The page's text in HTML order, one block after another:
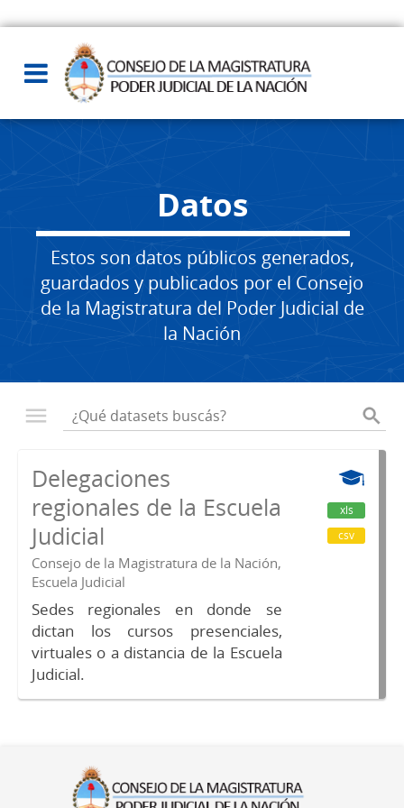
Datos
Estos son datos públicos generados,
guardados y publicados por el Consejo
de la Magistratura del Poder Judicial de
la Nación
Delegaciones
regionales de la Escuela
Judicial
Consejo de la Magistratura de la Nación,
Escuela Judicial
Sedes regionales en donde se
dictan los cursos presenciales,
virtuales o a distancia de la Escuela
Judicial.
xls
csv